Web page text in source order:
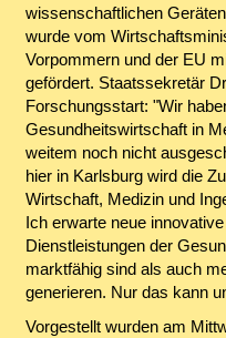
wissenschaftlichen
wurde vom
Vorpommern und der EU
gefördert. Staatssekretär
Forschungsstart: "Wir
Gesundheitswirtschaft in
weitem noch nicht
hier in Karlsburg wird die
Wirtschaft, Medizin und
Ich erwarte neue
Dienstleistungen der
marktfähig sind als auch
generieren. Nur das kann
Vorgestellt wurden am